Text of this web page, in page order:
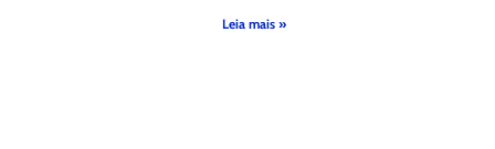
Leia mais »